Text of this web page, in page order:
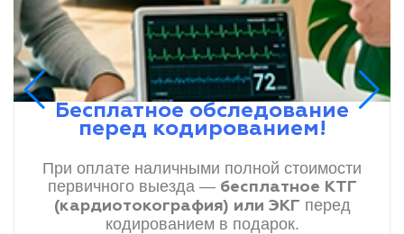
Бесплатное обследование
перед кодированием!
При оплате наличными полной стоимости
первичного выезда — бесплатное КТГ
(кардиотокография) или ЭКГ перед
кодированием в подарок.